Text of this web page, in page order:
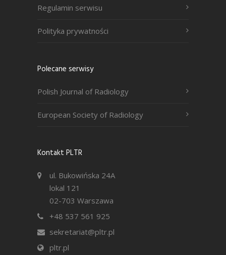
Regulamin serwisu
Polityka prywatności
Polecane serwisy
Polish Journal of Radiology
European Society of Radiology
Kontakt PLTR
ul. Bukowińska 24A
lokal 121
02-703 Warszawa
+48 537 561 925
sekretariat@pltr.pl
pltr.pl